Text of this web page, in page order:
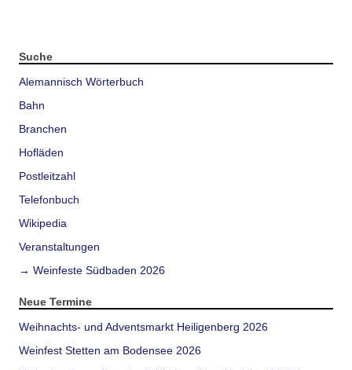
Suche
Alemannisch Wörterbuch
Bahn
Branchen
Hofläden
Postleitzahl
Telefonbuch
Wikipedia
Veranstaltungen
→ Weinfeste Südbaden 2026
Neue Termine
Weihnachts- und Adventsmarkt Heiligenberg 2026
Weinfest Stetten am Bodensee 2026